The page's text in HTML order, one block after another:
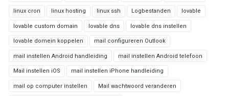
linux cron linux hosting linux ssh Logbestanden lovable
lovable custom domain lovable dns lovable dns instellen
lovable domein koppelen mail configureren Outlook
mail instellen Android handleiding mail instellen Android telefoon
Mail instellen iOS mail instellen iPhone handleiding
mail op computer instellen Mail wachtwoord veranderen